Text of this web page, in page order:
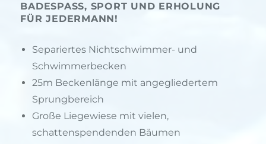
BADESPASS, SPORT UND ERHOLUNG F
ÜR JEDERMANN!
Separiertes Nichtschwimmer- und
Schwimmerbecken
25m Beckenlänge mit angegliedertem
Sprungbereich
Große Liegewiese mit vielen,
schattenspendenden Bäumen